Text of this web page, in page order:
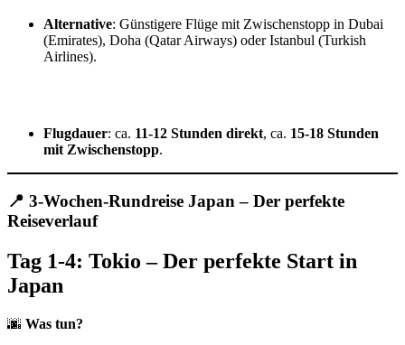
Alternative: Günstigere Flüge mit Zwischenstopp in Dubai
(Emirates), Doha (Qatar Airways) oder Istanbul (Turkish
Airlines).
Flugdauer: ca. 11-12 Stunden direkt, ca. 15-18 Stunden
mit Zwischenstopp.
📍 3-Wochen-Rundreise Japan – Der perfekte
Reiseverlauf
Tag 1-4: Tokio – Der perfekte Start in
Japan
🌆 Was tun?